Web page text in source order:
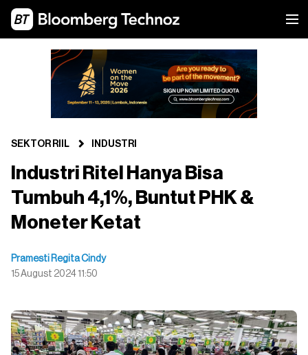
SEKTOR RIIL INDUSTRI
Industri Ritel Hanya Bisa
Tumbuh 4,1%, Buntut PHK &
Moneter Ketat
Pramesti Regita Cindy
15 August 2024 11:50